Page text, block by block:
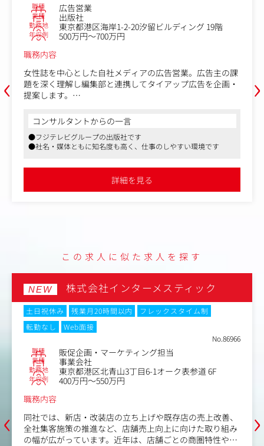
‹
ルディング 19階
告営業。広告主の課
ップ広告を企画・
た広告主との折衝・
らのリード獲得など
やすい環境です
勤務地 東京都港区海岸1-2-20汐留ビ
年収例
「日刊SPA!」「MySPA!」「女子SPA!
アに関する編集・企画・ディレクショ
・記事企画、構成案作成、ライター原
・書籍制作、動画コンテンツなどの企
レクション
・Webメディアのマネタイズ企画立案
イト／コマース等）
コンサルタントからの一言
●フジテレビグループの出版社です
●社名・媒体ともに知名度も高く、仕事の
›
この求人に似た求人を探す
‹
NEW 株式会社インターメスティック
土日祝休み 残業月20時間以内
フレックスタイム制
転勤なし
Web面接
No.86966
職種 販促企画・マーケティング担当
業種 事業会社
勤務地 東京都港区北青山3丁目6-1オーク表参道 6F
年収例
400万円～550万円
職務内容
同社では、新店・改装店の立ち上げや既存店の売上改善、
全社集客施策の推進など、店舗売上向上に向けた取り組み
の幅が広がっています。近年は、店舗ごとの商圏特性や競
›